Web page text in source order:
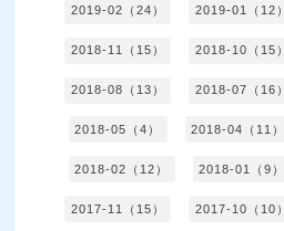
2019-02（24） 2019-01（12）
2018-11（15） 2018-10（15）
2018-08（13） 2018-07（16）
2018-05（4） 2018-04（11）
2018-02（12） 2018-01（9）
2017-11（15） 2017-10（10）